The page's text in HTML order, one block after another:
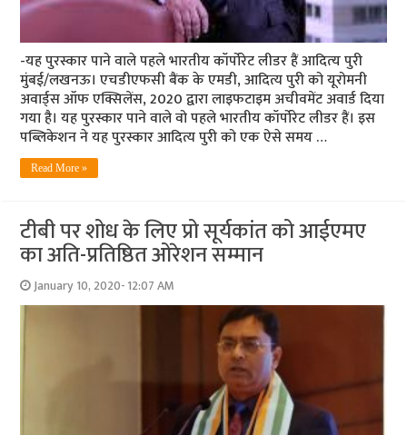
-यह पुरस्कार पाने वाले पहले भारतीय कॉर्पोरेट लीडर हैं आदित्‍य पुरी
मुंबई/लखनऊ। एचडीएफसी बैंक के एमडी, आदित्य पुरी को यूरोमनी
अवार्ड्स ऑफ एक्सिलेंस, 2020 द्वारा लाइफटाइम अचीवमेंट अवार्ड दिया
गया है। यह पुरस्कार पाने वाले वो पहले भारतीय कॉर्पोरेट लीडर हैं। इस
पब्लिकेशन ने यह पुरस्कार आदित्य पुरी को एक ऐसे समय …
Read More »
टीबी पर शोध के लिए प्रो सूर्यकांत को आईएमए
का अति-प्रतिष्ठित ओरेशन सम्‍मान
January 10, 2020- 12:07 AM